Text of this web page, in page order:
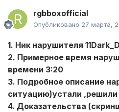
rgbboxofficial
Опубликовано 27 марта,
1. Ник нарушителя
2. Примерное время
времени 3:20
3. Подробное описание
ситуацию)устали
4. Доказательства